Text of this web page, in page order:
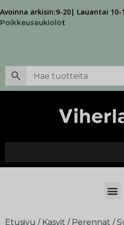
Avoinna arkisin:9-20| Lauantai
Poikkeusaukiolot
Etusivu / Kasvit / Perennat /